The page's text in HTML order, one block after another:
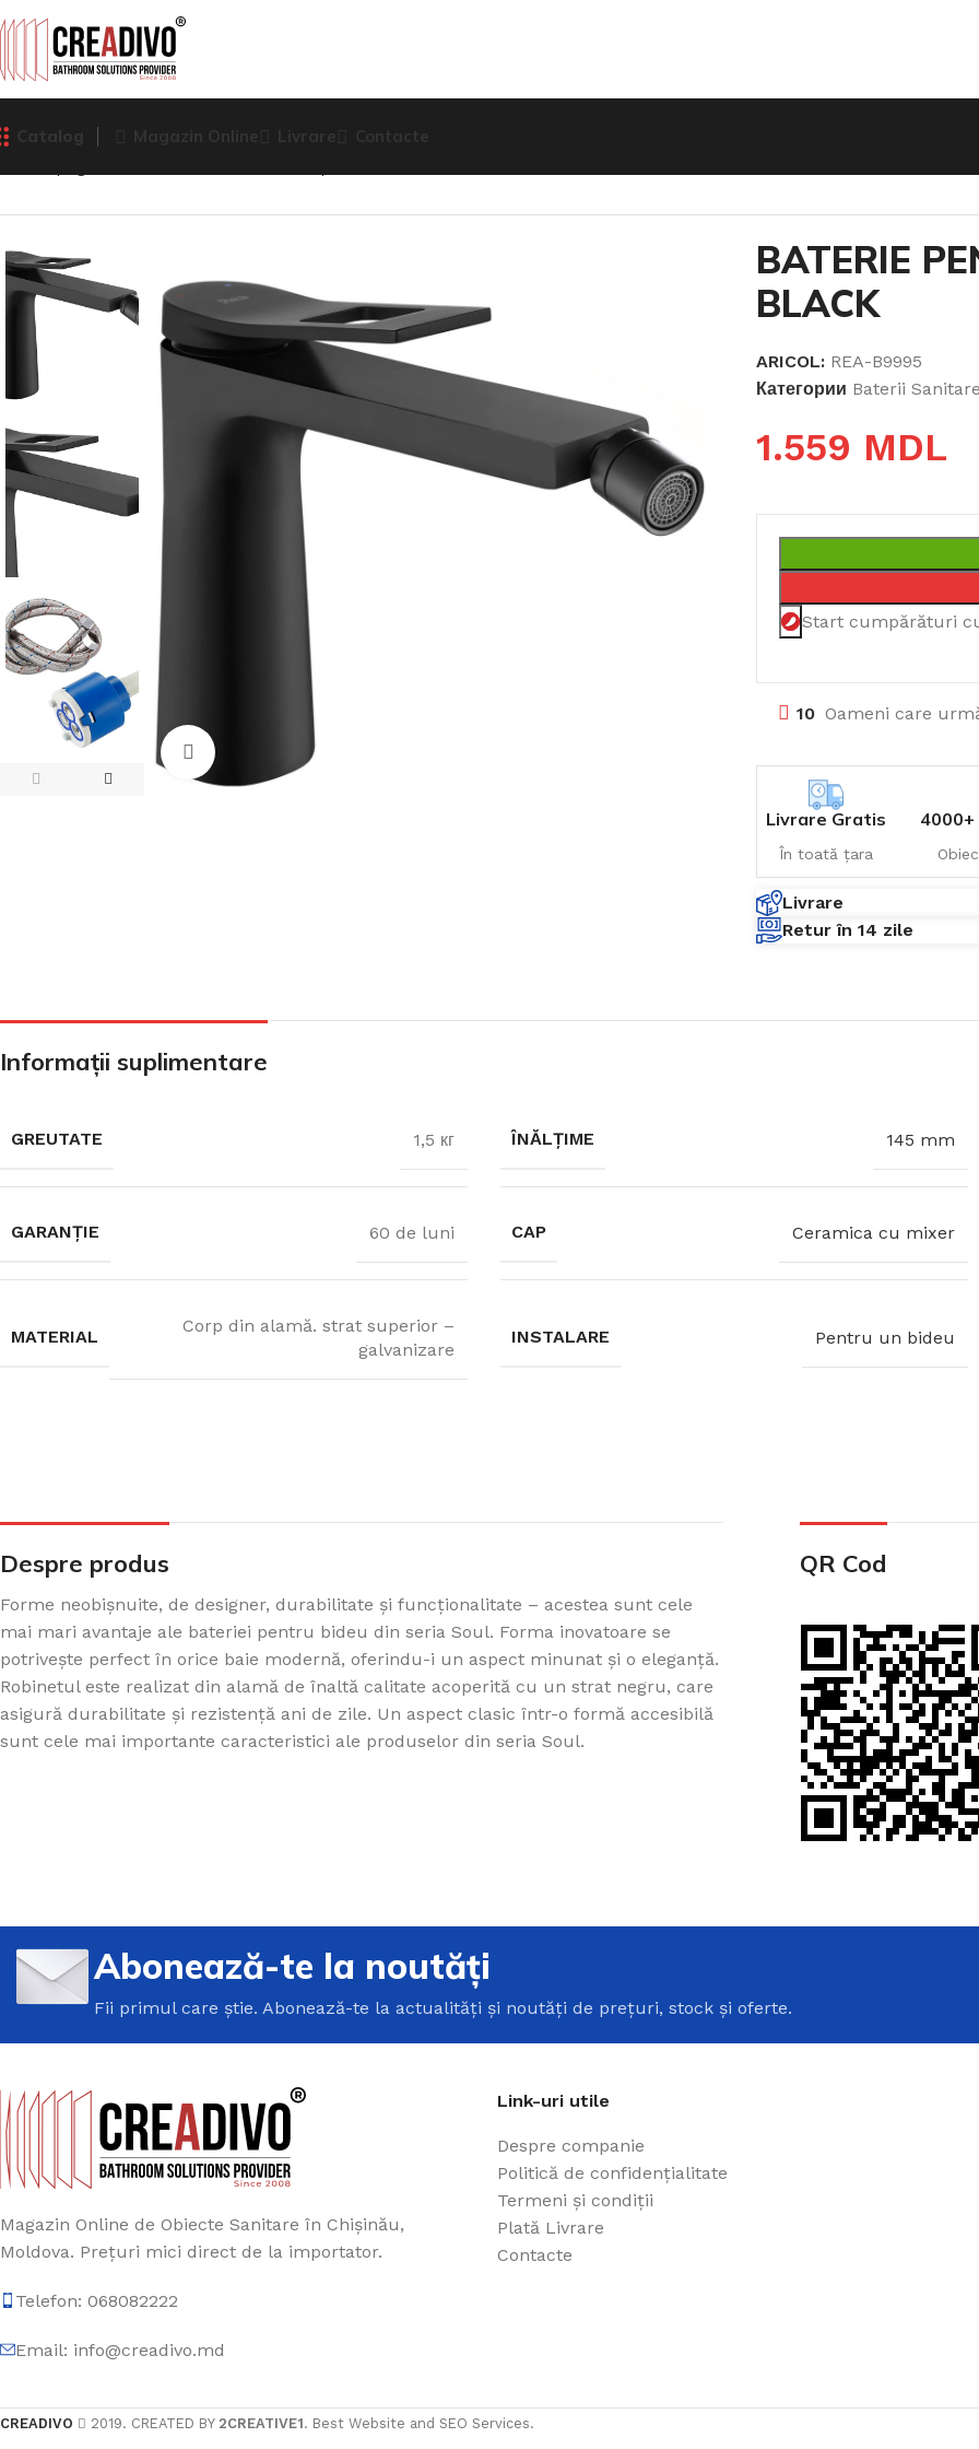
PARAVAN PENTRU CADA
Cazi din acril
Cadă de baie din acril,
ușurință pe Creadivo.
Vezi produsele
Click pentru a mari
BATERIE
BLACK
ARICOL: REA-B9995
Категории Baterii Sanitare
1.559 MDL
Start cumpărături
10 Oameni care
Livrare Gratis
În toată țara
Livrare
Retur în 14 zile
Informații suplimentare
GREUTATE 1,5 кг ÎNĂLȚIME 145 mm
GARANȚIE 60 de luni CAP Ceramica cu mixer
MATERIAL
Corp din alamă. strat superior –
galvanizare
INSTALARE Pentru un bideu
Despre produs
Forme neobișnuite, de designer, durabilitate și funcționalitate – acestea sunt cele
mai mari avantaje ale bateriei pentru bideu din seria Soul. Forma inovatoare se
potrivește perfect în orice baie modernă, oferindu-i un aspect minunat și o eleganță.
Robinetul este realizat din alamă de înaltă calitate acoperită cu un strat negru, care
asigură durabilitate și rezistență ani de zile. Un aspect clasic într-o formă accesibilă
sunt cele mai importante caracteristici ale produselor din seria Soul.
QR Cod
Abonează-te la noutăți
Fii primul care știe. Abonează-te la actualități și noutăți de prețuri, stock și oferte.
Magazin Online de Obiecte Sanitare în Chișinău,
Moldova. Prețuri mici direct de la importator.
Telefon: 068082222
Email: info@creadivo.md
Link-uri utile
Despre companie
Politică de confidențialitate
Termeni și condiții
Plată Livrare
Contacte
CREADIVO 2019. CREATED BY 2CREATIVE1. Best Website and SEO Services.